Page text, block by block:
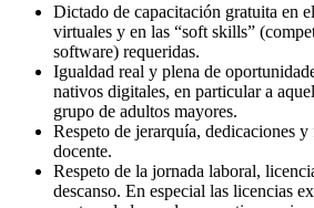
Dictado de capacitación gratuita en
virtuales y en las “soft skills”
software) requeridas.
Igualdad real y plena de
nativos digitales, en particular a
grupo de adultos mayores.
Respeto de jerarquía, dedicaciones y
docente.
Respeto de la jornada laboral,
descanso. En especial las licencias